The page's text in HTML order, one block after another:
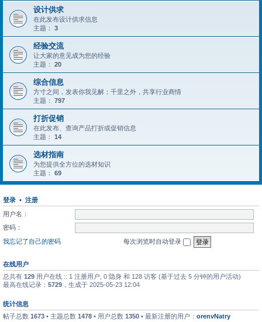
设计供求
在此发布设计供求信息
主题： 3
经验交流
让大家的意见成为您的经验
主题： 20
综合信息
方寸之间，发表你我见解；千里之外，共享行业商情
主题： 797
打折促销
在此发布、查询产品打折或促销信息
主题： 14
选材指南
为您提供全方位的选材知识
主题： 69
登录 • 注册
用户名：
密码：
我忘记了自己的密码
每次浏览时自动登录
在线用户
总共有 129 用户在线 :: 1 注册用户, 0 隐身 和 128 访客 (基于过去 5 分钟的用户活动)
最高在线记录： 5729 ，生成于 2025-05-23 12:04
统计信息
帖子总数 1673 • 主题总数 1478 • 用户总数 1350 • 最新注册的用户： orenvNatry